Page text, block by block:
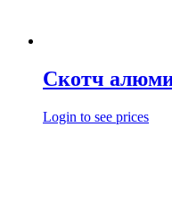
Скотч
Login to see prices